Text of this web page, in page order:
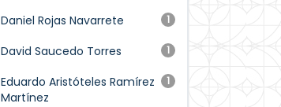
1
Daniel Rojas Navarrete
1
David Saucedo Torres
1
Eduardo Aristóteles Ramírez
Martínez